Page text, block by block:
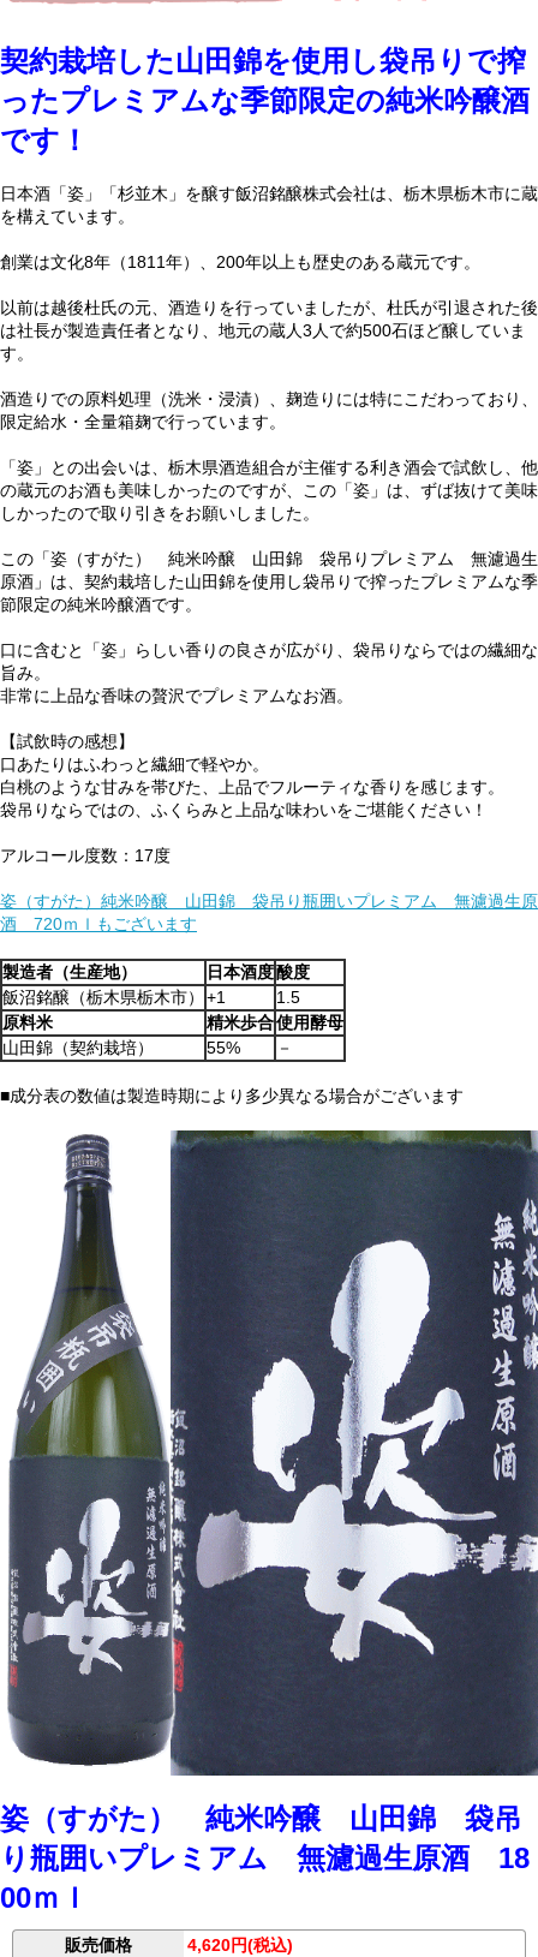
契約栽培した山田錦を使用し袋吊りで搾
ったプレミアムな季節限定の純米吟醸酒
です！
日本酒「姿」「杉並木」を醸す飯沼銘醸株式会社は、栃木県栃木市に蔵
を構えています。
創業は文化8年（1811年）、200年以上も歴史のある蔵元です。
以前は越後杜氏の元、酒造りを行っていましたが、杜氏が引退された後
は社長が製造責任者となり、地元の蔵人3人で約500石ほど醸していま
す。
酒造りでの原料処理（洗米・浸漬）、麹造りには特にこだわっており、
限定給水・全量箱麹で行っています。
「姿」との出会いは、栃木県酒造組合が主催する利き酒会で試飲し、他
の蔵元のお酒も美味しかったのですが、この「姿」は、ずば抜けて美味
しかったので取り引きをお願いしました。
この「姿（すがた） 純米吟醸 山田錦 袋吊りプレミアム 無濾過生
原酒」は、契約栽培した山田錦を使用し袋吊りで搾ったプレミアムな季
節限定の純米吟醸酒です。
口に含むと「姿」らしい香りの良さが広がり、袋吊りならではの繊細な
旨み。
非常に上品な香味の贅沢でプレミアムなお酒。
【試飲時の感想】
口あたりはふわっと繊細で軽やか。
白桃のような甘みを帯びた、上品でフルーティな香りを感じます。
袋吊りならではの、ふくらみと上品な味わいをご堪能ください！
アルコール度数：17度
姿（すがた）純米吟醸 山田錦 袋吊り瓶囲いプレミアム 無濾過生原
酒 720ｍｌもございます
製造者（生産地） 日本酒度酸度
飯沼銘醸（栃木県栃木市）
+1
1.5
原料米
精米歩合使用酵母
山田錦（契約栽培）
55% －
■成分表の数値は製造時期により多少異なる場合がございます
姿（すがた） 純米吟醸 山田錦 袋吊
り瓶囲いプレミアム 無濾過生原酒 18
00ｍｌ
販売価格
4,620円(税込)